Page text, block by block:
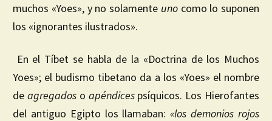
muchos «Yoes», y no solamente uno como lo suponen
los «ignorantes ilustrados».
En el Tíbet se habla de la «Doctrina de los Muchos
Yoes»; el budismo tibetano da a los «Yoes» el nombre
de agregados o apéndices psíquicos. Los Hierofantes
del antiguo Egipto los llamaban:«los demonios rojos